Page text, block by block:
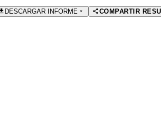
DESCARGAR INFORME COMPARTIR